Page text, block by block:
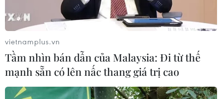
Khởi tố người đàn ông xịt vòi cao áp
vào thợ tháo dỡ nhà sát vách
Khởi tố ca sĩ và giám đốc công ty giải
trí vì xâm phạm bản quyền trên
vietnamplus.vn
Tầm nhìn bán dẫn của Malaysia: Đi từ thế
mạnh sẵn có lên nấc thang giá trị cao